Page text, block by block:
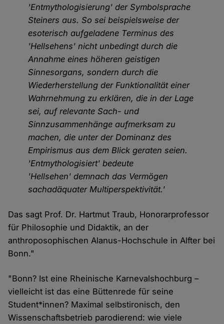
'Entmythologisierung' der Symbolsprache
Steiners aus. So sei beispielsweise der
esoterisch aufgeladene Terminus des
'Hellsehens' nicht unbedingt durch die
Annahme eines höheren geistigen
Sinnesorgans, sondern durch die
Wiederherstellung der Funktionalität einer
Wahrnehmung zu erklären, die in der Lage
sei, auf relevante Sach- und
Sinnzusammenhänge aufmerksam zu
machen, die unter der Dominanz des
Empirismus aus dem Blick geraten seien.
'Entmythologisiert' bedeute
'Hellsehen' demnach das Vermögen
sachadäquater Multiperspektivität.'
Das sagt Prof. Dr. Hartmut Traub, Honorarprofessor
für Philosophie und Didaktik, an der
anthroposophischen Alanus-Hochschule in Alfter bei
Bonn."
"Bonn? Ist eine Rheinische Karnevalshochburg –
vielleicht ist das eine Büttenrede für seine
Student*innen? Maximal selbstironisch, den
Wissenschaftsbetrieb parodierend: wie viele